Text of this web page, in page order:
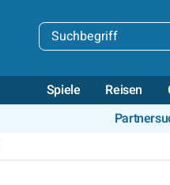
Spiele
Reisen